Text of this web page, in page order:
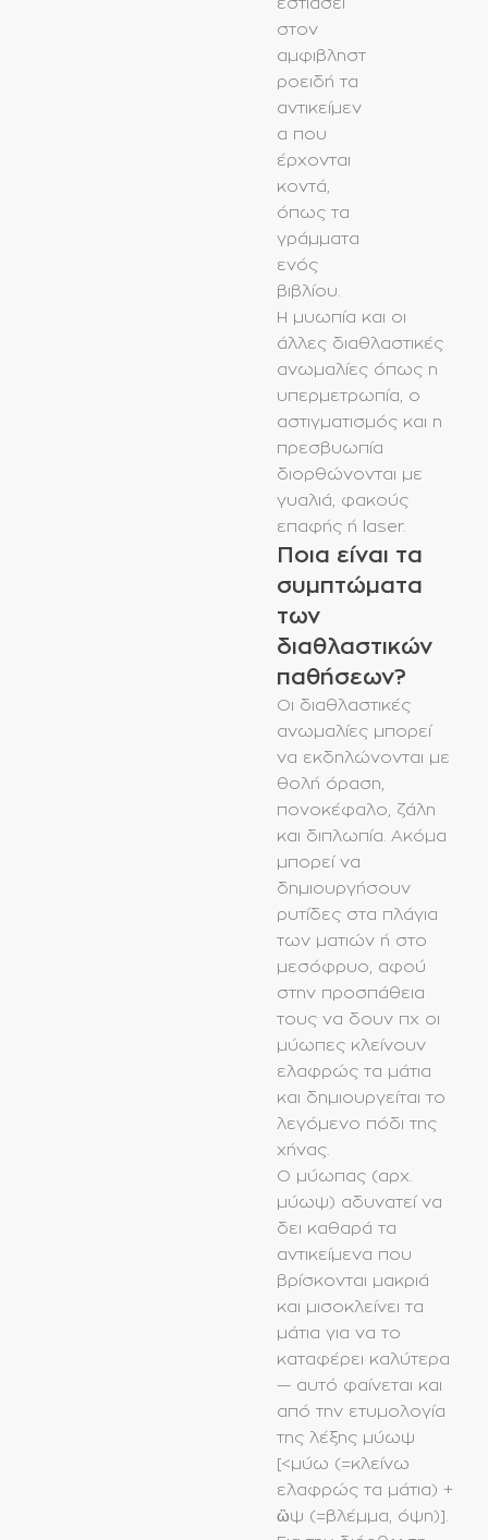
εστιάσει
στον
αμφιβληστ
ροειδή τα
αντικείμεν
α που
έρχονται
κοντά,
όπως τα
γράμματα
ενός
βιβλίου.
Η μυωπία και οι
άλλες διαθλαστικές
ανωμαλίες όπως η
υπερμετρωπία, ο
αστιγματισμός και η
πρεσβυωπία
διορθώνονται με
γυαλιά, φακούς
επαφής ή laser.
Ποια είναι τα
συμπτώματα
των
διαθλαστικών
παθήσεων?
Οι διαθλαστικές
ανωμαλίες μπορεί
να εκδηλώνονται με
θολή όραση,
πονοκέφαλο, ζάλη
και διπλωπία. Ακόμα
μπορεί να
δημιουργήσουν
ρυτίδες στα πλάγια
των ματιών ή στο
μεσόφρυο, αφού
στην προσπάθεια
τους να δουν πχ οι
μύωπες κλείνουν
ελαφρώς τα μάτια
και δημιουργείται το
λεγόμενο πόδι της
χήνας.
Ο μύωπας (αρχ.
μύωψ) αδυνατεί να
δει καθαρά τα
αντικείμενα που
βρίσκονται μακριά
και μισοκλείνει τα
μάτια για να το
καταφέρει καλύτερα
— αυτό φαίνεται και
από την ετυμολογία
της λέξης μύωψ
[<μύω (=κλείνω
ελαφρώς τα μάτια) +
ὢψ (=βλέμμα, όψη)].